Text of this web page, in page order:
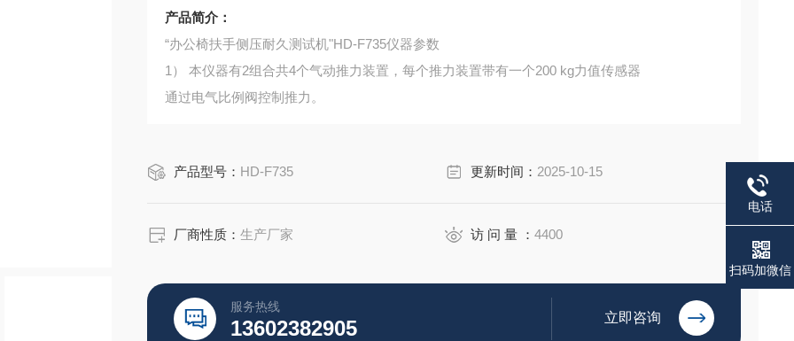
产品简介：
“办公椅扶手侧压耐久测试机"HD-F735仪器参数
1） 本仪器有2组合共4个气动推力装置，每个推力装置带有一个200 kg力值传感器
通过电气比例阀控制推力。
产品型号： HD-F735 更新时间： 2025-10-15
厂商性质：生产厂家 访 问 量 ：4400
服务热线
13602382905 立即咨询
电话
扫码加微信